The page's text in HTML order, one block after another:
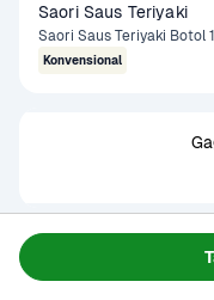
Saori Saus Teriyaki
Saori Saus Teriyaki Botol
Konvensional
Informasi Produk
Bumbu saus teriyaki